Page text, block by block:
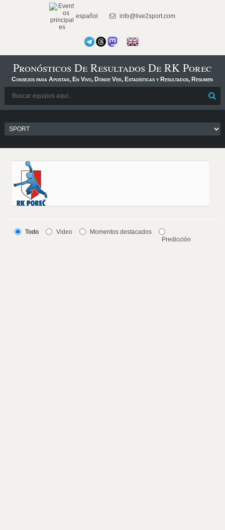
español info@live2sport.com
Pronósticos De Resultados De RK Porec
Consejos para Apostar, En Vivo, Dónde Ver, Estadísticas y Resultados, Resumen
Todo Video
Momentos destacados
Predicción